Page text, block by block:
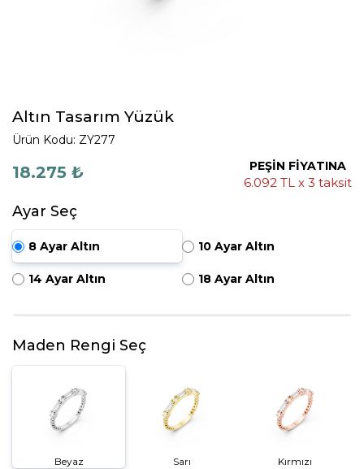
Altın Tasarım Yüzük
Ürün Kodu: ZY277
18.275 ₺ PEŞİN FİYATINA
6.092 TL x 3 taksit
Ayar Seç
8 Ayar Altın 10 Ayar Altın
14 Ayar Altın 18 Ayar Altın
Maden Rengi Seç
Beyaz Sarı Kırmızı